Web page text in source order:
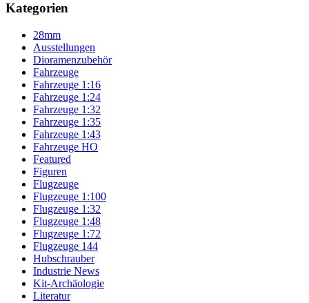
Kategorien
28mm
Ausstellungen
Dioramenzubehör
Fahrzeuge
Fahrzeuge 1:16
Fahrzeuge 1:24
Fahrzeuge 1:32
Fahrzeuge 1:35
Fahrzeuge 1:43
Fahrzeuge HO
Featured
Figuren
Flugzeuge
Flugzeuge 1:100
Flugzeuge 1:32
Flugzeuge 1:48
Flugzeuge 1:72
Flugzeuge 144
Hubschrauber
Industrie News
Kit-Archäologie
Literatur